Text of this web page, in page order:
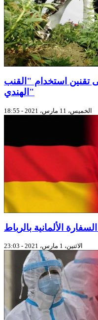
تقنين استخدام "القنب
الهندي"
الخميس، 11 مارس، 2021 - 18:55
الألمانية بالرباط
الاثنين، 1 مارس، 2021 - 23:03